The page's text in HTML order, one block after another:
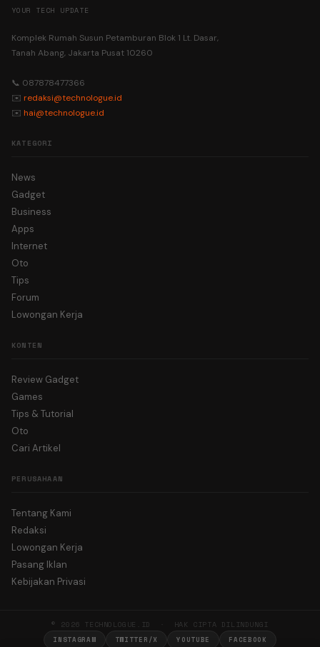
YOUR TECH UPDATE
Komplek Rumah Susun Petamburan Blok 1 Lt. Dasar,
Tanah Abang, Jakarta Pusat 10260
📞 087878477366
✉️ redaksi@technologue.id
✉️ hai@technologue.id
KATEGORI
News
Gadget
Business
Apps
Internet
Oto
Tips
Forum
Lowongan Kerja
KONTEN
Review Gadget
Games
Tips & Tutorial
Oto
Cari Artikel
PERUSAHAAN
Tentang Kami
Redaksi
Lowongan Kerja
Pasang Iklan
Kebijakan Privasi
© 2026 TECHNOLOGUE.ID · HAK CIPTA DILINDUNGI
INSTAGRAM TWITTER/X YOUTUBE FACEBOOK